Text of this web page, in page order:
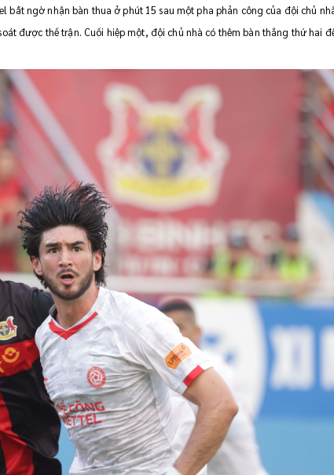
bất ngờ nhận bàn thua ở phút 15 sau một pha phản công của đội chủ
được thế trận. Cuối hiệp một, đội chủ nhà có thêm bàn thắng thứ hai